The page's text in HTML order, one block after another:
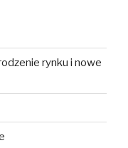
rynku i nowe